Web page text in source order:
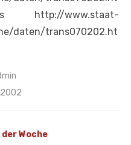
www.staat-
daten/trans070202.ht
Woche